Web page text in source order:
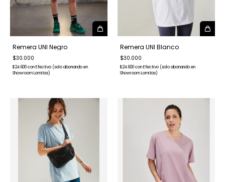
Remera UNI Negro
$30.000
$24.600conEfectivo (solo abonando en
Showroom Lomitas)
Remera UNI Blanco
$30.000
$24.600conEfectivo (solo abonando en
Showroom Lomitas)